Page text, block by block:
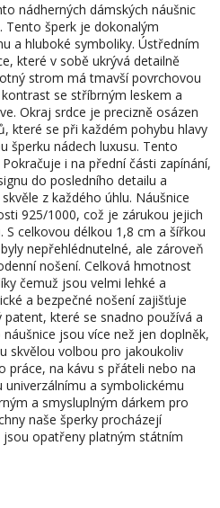
nádherných dámských náušnic
Tento šperk je dokonalým
a hluboké symboliky. Ústředním
které v sobě ukrývá detailně
strom má tmavší povrchovou
se stříbrným leskem a
Okraj srdce je precizně osázen
které se při každém pohybu hlavy
šperku nádech luxusu. Tento
i na přední části zapínání,
do posledního detailu a
z každého úhlu. Náušnice
925/1000, což je zárukou jejich
celkovou délkou 1,8 cm a šířkou
nepřehlédnutelné, ale zároveň
nošení. Celková hmotnost
čemuž jsou velmi lehké a
a bezpečné nošení zajišťuje
které se snadno používá a
jsou více než jen doplněk,
skvělou volbou pro jakoukoliv
práce, na kávu s přáteli nebo na
a symbolickému
a smysluplným dárkem pro
naše šperky procházejí
opatřeny platným státním